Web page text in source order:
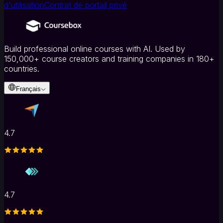
principale
LMS
marque
blancheDu
document
cours
Outils
en
ligneGénérateur
de
vidéos
Tuteur
automatisée
d'évaluation
IA Générateur
d'utilisationContrat de portail privé
Build professional online courses with AI. Used by
150,000+ course creators and training companies in 180+
countries.
Français
4.7
4.7